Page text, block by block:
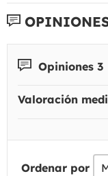
Opiniones 3
Valoración
Ordenar por